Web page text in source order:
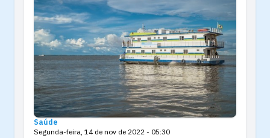
Saúde
Segunda-feira, 14 de nov de 2022 - 05:30